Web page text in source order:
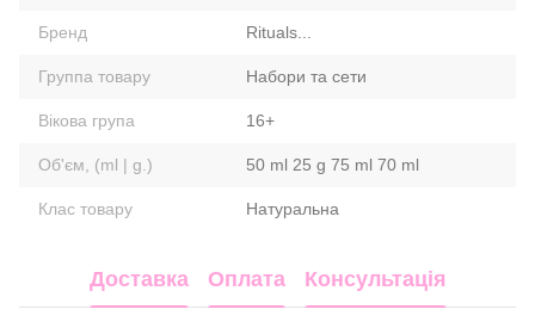
Бренд Rituals...
Группа товару Набори та сети
Вікова група 16+
Об'єм, (ml | g.) 50 ml 25 g 75 ml 70 ml
Клас товару Натуральна
Доставка Оплата Консультація